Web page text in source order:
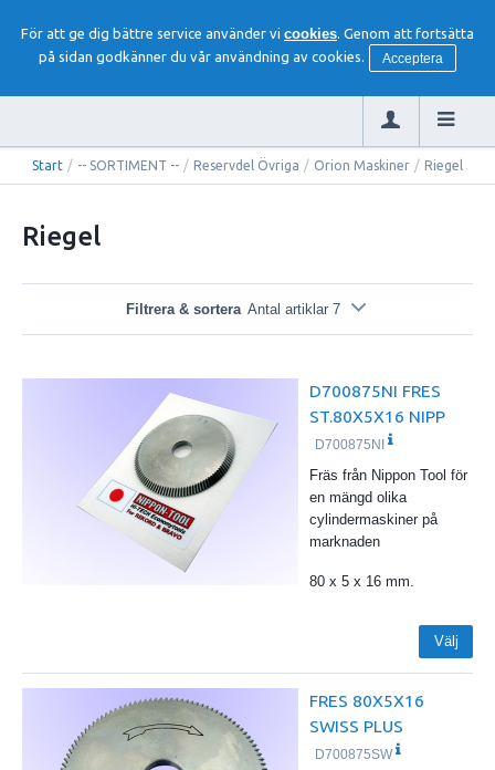
För att ge dig bättre service använder vi cookies. Genom att fortsätta
på sidan godkänner du vår användning av cookies.
Acceptera
Start / -- SORTIMENT -- / Reservdel Övriga / Orion Maskiner / Riegel
Riegel
Filtrera & sortera Antal artiklar 7
D700875NI FRES
ST.80X5X16 NIPP
D700875NI
Fräs från Nippon Tool för
en mängd olika
cylindermaskiner på
marknaden
80 x 5 x 16 mm.
Välj
FRES 80X5X16
SWISS PLUS
D700875SW